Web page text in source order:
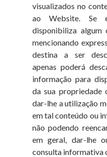
visualizados no
ao Website. Se
disponibiliza algum
mencionando
destina a ser
apenas poderá
informação para
da sua propriedade
dar-lhe a utilização
em tal conteúdo ou
não podendo
em geral, dar-lhe
consulta informativa